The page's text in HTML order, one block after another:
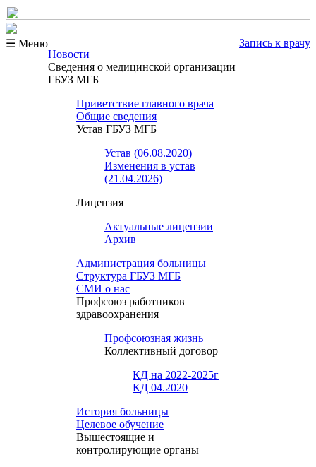
☰ Меню
Запись к врачу
Новости
Сведения о медицинской организации
ГБУЗ МГБ
Приветствие главного врача
Общие сведения
Устав ГБУЗ МГБ
Устав (06.08.2020)
Изменения в устав
(21.04.2026)
Лицензия
Актуальные лицензии
Архив
Администрация больницы
Структура ГБУЗ МГБ
СМИ о нас
Профсоюз работников
здравоохранения
Профсоюзная жизнь
Коллективный договор
КД на 2022-2025г
КД 04.2020
История больницы
Целевое обучение
Вышестоящие и
контролирующие органы